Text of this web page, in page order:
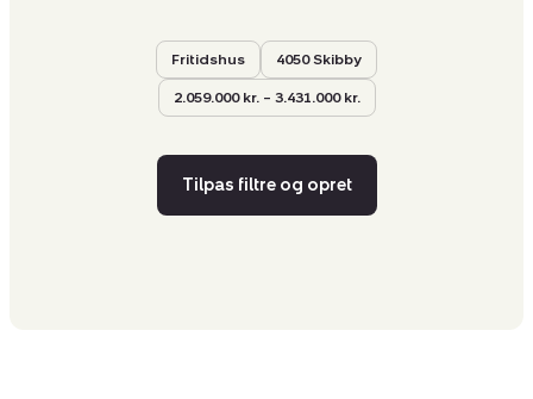
Fritidshus 4050 Skibby
2.059.000 kr. – 3.431.000 kr.
Tilpas filtre og opret